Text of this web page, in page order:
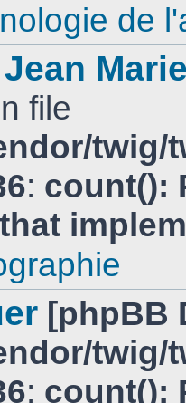
de
file
: count():
[phpBB
: count():